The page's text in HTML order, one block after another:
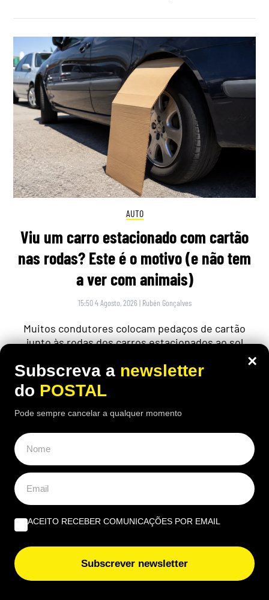
AUTO
Viu um carro estacionado com cartão
nas rodas? Este é o motivo (e não tem
a ver com animais)
15:50 4 Agosto, 2026 | Rubén Gonçalves
Muitos condutores colocam pedaços de cartão
junto às rodas dos carros estacionados ao sol
ALGARVE,DESPORTO
Santiago Mesa vence ao sprint em
×
Subscreva a newsletter
do POSTAL
Pode sempre cancelar a qualquer momento
ACEITO RECEBER COMUNICAÇÕES POR EMAIL
Subscrever newsletter